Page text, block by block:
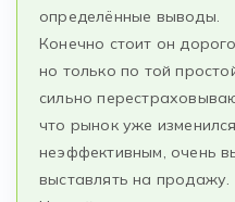
определённые выводы.
Конечно стоит он
но только по той
сильно
что рынок уже
неэффективным, очень
выставлять на продажу.